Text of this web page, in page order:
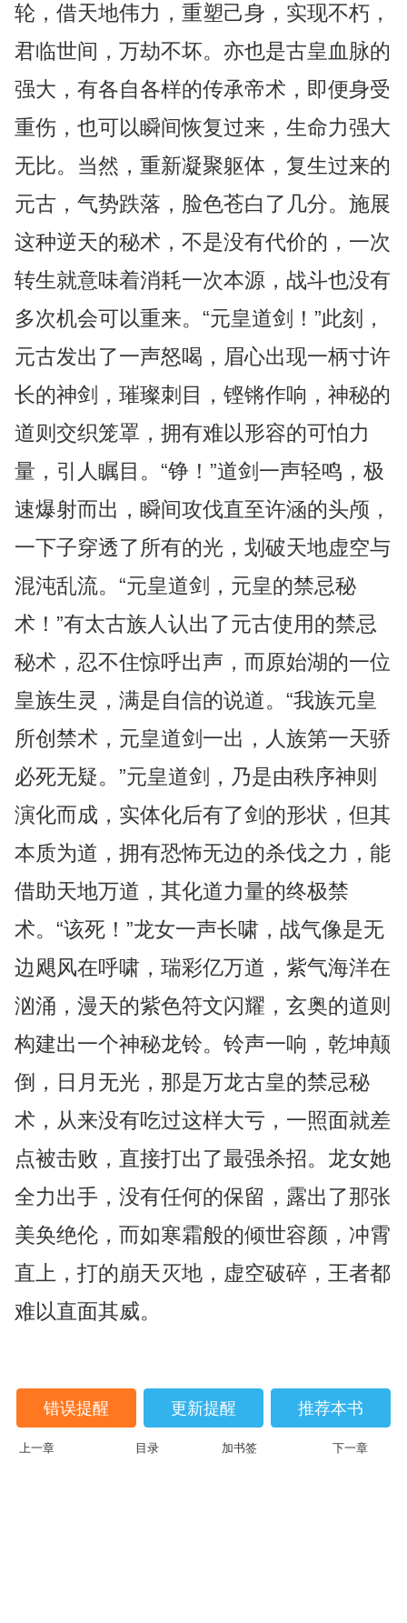
轮，借天地伟力，重塑己身，实现不朽，
君临世间，万劫不坏。亦也是古皇血脉的
强大，有各自各样的传承帝术，即便身受
重伤，也可以瞬间恢复过来，生命力强大
无比。当然，重新凝聚躯体，复生过来的
元古，气势跌落，脸色苍白了几分。施展
这种逆天的秘术，不是没有代价的，一次
转生就意味着消耗一次本源，战斗也没有
多次机会可以重来。“元皇道剑！”此刻，
元古发出了一声怒喝，眉心出现一柄寸许
长的神剑，璀璨刺目，铿锵作响，神秘的
道则交织笼罩，拥有难以形容的可怕力
量，引人瞩目。“铮！”道剑一声轻鸣，极
速爆射而出，瞬间攻伐直至许涵的头颅，
一下子穿透了所有的光，划破天地虚空与
混沌乱流。“元皇道剑，元皇的禁忌秘
术！”有太古族人认出了元古使用的禁忌
秘术，忍不住惊呼出声，而原始湖的一位
皇族生灵，满是自信的说道。“我族元皇
所创禁术，元皇道剑一出，人族第一天骄
必死无疑。”元皇道剑，乃是由秩序神则
演化而成，实体化后有了剑的形状，但其
本质为道，拥有恐怖无边的杀伐之力，能
借助天地万道，其化道力量的终极禁
术。“该死！”龙女一声长啸，战气像是无
边飓风在呼啸，瑞彩亿万道，紫气海洋在
汹涌，漫天的紫色符文闪耀，玄奥的道则
构建出一个神秘龙铃。铃声一响，乾坤颠
倒，日月无光，那是万龙古皇的禁忌秘
术，从来没有吃过这样大亏，一照面就差
点被击败，直接打出了最强杀招。龙女她
全力出手，没有任何的保留，露出了那张
美奂绝伦，而如寒霜般的倾世容颜，冲霄
直上，打的崩天灭地，虚空破碎，王者都
难以直面其威。
错误提醒 更新提醒 推荐本书
上一章 目录 加书签 下一章